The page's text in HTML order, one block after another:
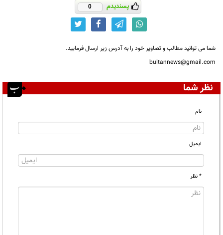
پسندیدم 0
شما می توانید مطالب و تصاویر خود را به آدرس زیر ارسال فرمایید.
bultannews@gmail.com
نظر شما
نام
ایمیل
* نظر